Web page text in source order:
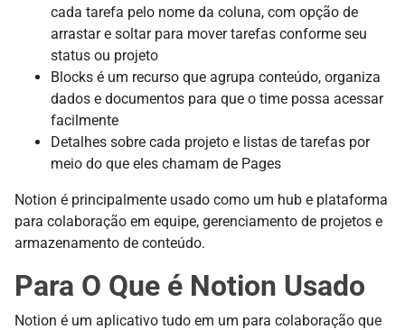
cada tarefa pelo nome da coluna, com opção de
arrastar e soltar para mover tarefas conforme seu
status ou projeto
Blocks é um recurso que agrupa conteúdo, organiza
dados e documentos para que o time possa acessar
facilmente
Detalhes sobre cada projeto e listas de tarefas por
meio do que eles chamam de Pages
Notion é principalmente usado como um hub e plataforma
para colaboração em equipe, gerenciamento de projetos e
armazenamento de conteúdo.
Para O Que é Notion Usado
Notion é um aplicativo tudo em um para colaboração que